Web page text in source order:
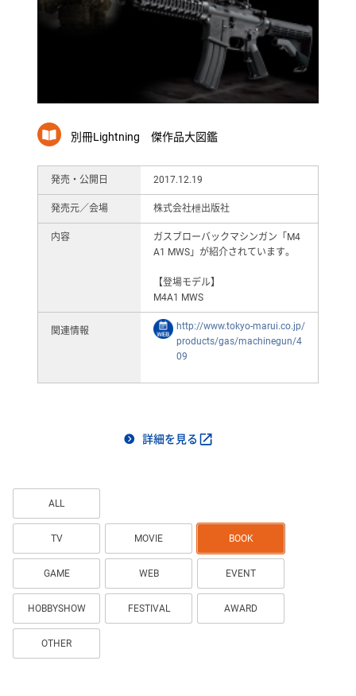
別冊Lightning 傑作品大図鑑
発売・公開日 2017.12.19
発売元／会場 株式会社枻出版社
内容
ガスブローバックマシンガン「M4
A1 MWS」が紹介されています。
【登場モデル】
M4A1 MWS
関連情報
http://www.tokyo-marui.co.jp/
products/gas/machinegun/4
09
詳細を見る
ALL
TV MOVIE BOOK
GAME WEB EVENT
HOBBYSHOW FESTIVAL AWARD
OTHER